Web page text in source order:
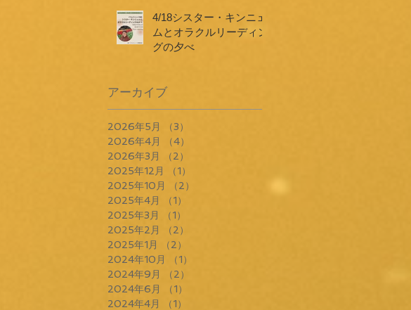
4/18シスター・キンニェ
ムとオラクルリーディン
グの夕べ
アーカイブ
2026年5月 （3）
2026年4月
（4）
2026年3月
（2）
2025年12月
（1）
2025年10月
（2）
2025年4月
（1）
2025年3月
（1）
2025年2月
（2）
2025年1月
（2）
2024年10月
（1）
2024年9月
（2）
2024年6月
（1）
2024年4月
（1）